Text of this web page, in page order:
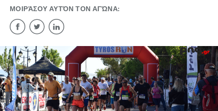
ΜΟΙΡΆΣΟΥ ΑΥΤΌΝ ΤΟΝ ΑΓΏΝΑ: